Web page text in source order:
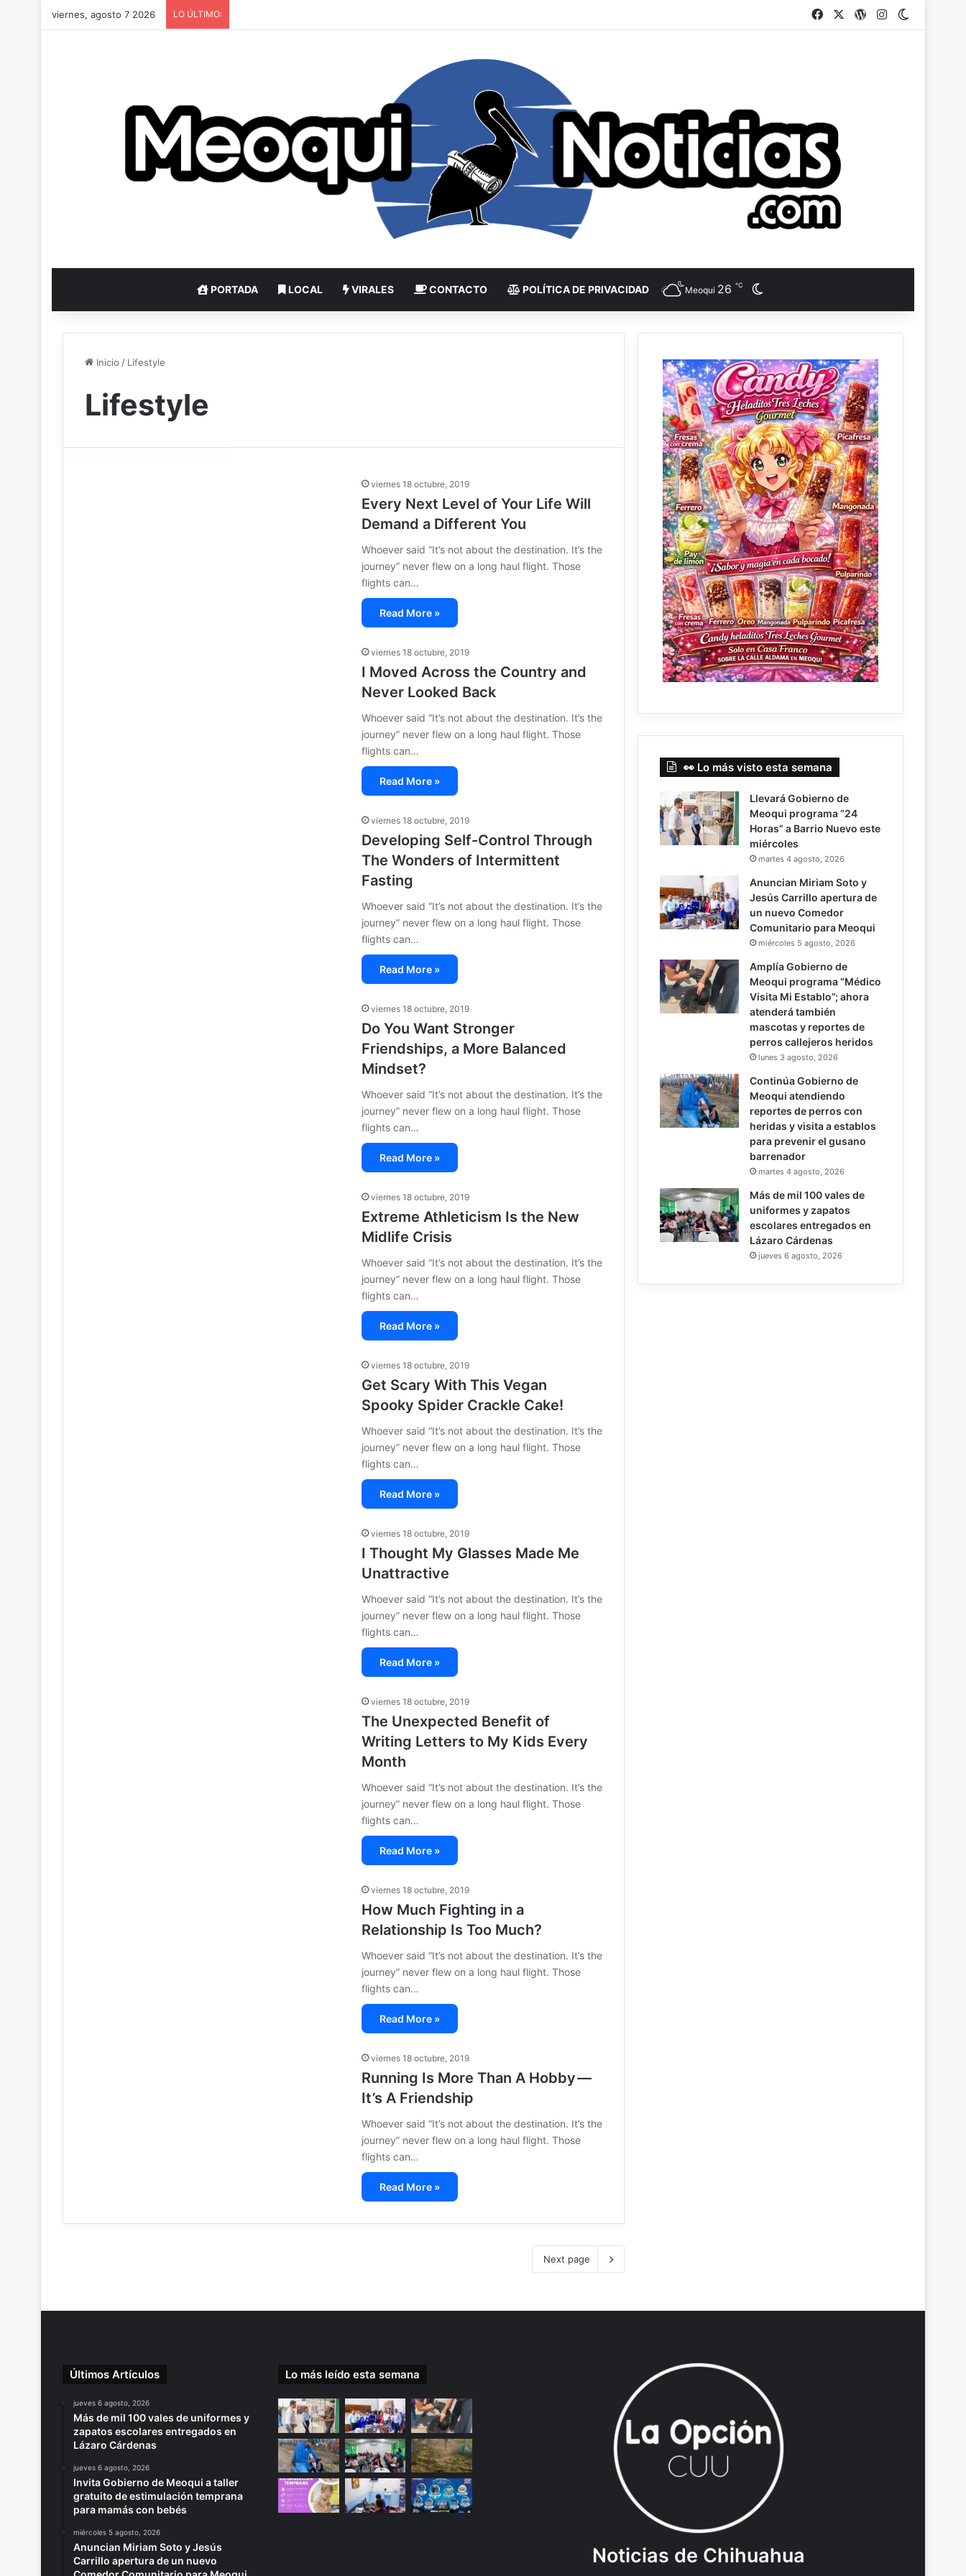
viernes, agosto 7 2026 LO ÚLTIMO: Facebook WordPress
Instagram
PORTADA LOCAL VIRALES CONTACTO POLÍTICA DE PRIVACIDAD Meoqui 26 ℃
Inicio / Lifestyle
Lifestyle
viernes 18 octubre, 2019
Every Next Level of Your Life Will
Demand a Different You
Whoever said “It’s not about the destination. It’s the
journey” never flew on a long haul flight. Those
flights can…
Read More »
viernes 18 octubre, 2019
I Moved Across the Country and
Never Looked Back
Whoever said “It’s not about the destination. It’s the
journey” never flew on a long haul flight. Those
flights can…
Read More »
viernes 18 octubre, 2019
Developing Self-Control Through
The Wonders of Intermittent
Fasting
Whoever said “It’s not about the destination. It’s the
journey” never flew on a long haul flight. Those
flights can…
Read More »
viernes 18 octubre, 2019
Do You Want Stronger
Friendships, a More Balanced
Mindset?
Whoever said “It’s not about the destination. It’s the
journey” never flew on a long haul flight. Those
flights can…
Read More »
viernes 18 octubre, 2019
Extreme Athleticism Is the New
Midlife Crisis
Whoever said “It’s not about the destination. It’s the
journey” never flew on a long haul flight. Those
flights can…
Read More »
viernes 18 octubre, 2019
Get Scary With This Vegan
Spooky Spider Crackle Cake!
Whoever said “It’s not about the destination. It’s the
journey” never flew on a long haul flight. Those
flights can…
Read More »
viernes 18 octubre, 2019
I Thought My Glasses Made Me
Unattractive
Whoever said “It’s not about the destination. It’s the
journey” never flew on a long haul flight. Those
flights can…
Read More »
viernes 18 octubre, 2019
The Unexpected Benefit of
Writing Letters to My Kids Every
Month
Whoever said “It’s not about the destination. It’s the
journey” never flew on a long haul flight. Those
flights can…
Read More »
viernes 18 octubre, 2019
How Much Fighting in a
Relationship Is Too Much?
Whoever said “It’s not about the destination. It’s the
journey” never flew on a long haul flight. Those
flights can…
Read More »
viernes 18 octubre, 2019
Running Is More Than A Hobby —
It’s A Friendship
Whoever said “It’s not about the destination. It’s the
journey” never flew on a long haul flight. Those
flights can…
Read More »
Next page
👀 Lo más visto esta semana
Llevará Gobierno de
Meoqui programa “24
Horas” a Barrio Nuevo este
miércoles
martes 4 agosto, 2026
Anuncian Miriam Soto y
Jesús Carrillo apertura de
un nuevo Comedor
Comunitario para Meoqui
miércoles 5 agosto, 2026
Amplía Gobierno de
Meoqui programa “Médico
Visita Mi Establo”; ahora
atenderá también
mascotas y reportes de
perros callejeros heridos
lunes 3 agosto, 2026
Continúa Gobierno de
Meoqui atendiendo
reportes de perros con
heridas y visita a establos
para prevenir el gusano
barrenador
martes 4 agosto, 2026
Más de mil 100 vales de
uniformes y zapatos
escolares entregados en
Lázaro Cárdenas
jueves 6 agosto, 2026
Últimos Artículos
jueves 6 agosto, 2026
Más de mil 100 vales de uniformes y
zapatos escolares entregados en
Lázaro Cárdenas
jueves 6 agosto, 2026
Invita Gobierno de Meoqui a taller
gratuito de estimulación temprana
para mamás con bebés
miércoles 5 agosto, 2026
Anuncian Miriam Soto y Jesús
Carrillo apertura de un nuevo
Lo más leído esta semana
Noticias de Chihuahua